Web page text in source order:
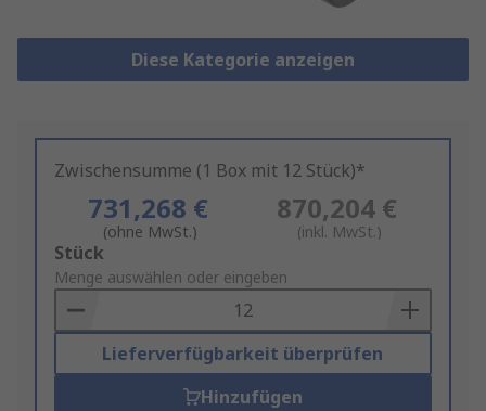
Diese Kategorie anzeigen
Zwischensumme (1 Box mit 12 Stück)*
731,268 €
(ohne MwSt.)
870,204 €
(inkl. MwSt.)
Add
to
Basket
Stück
Menge auswählen oder eingeben
Lieferverfügbarkeit überprüfen
Hinzufügen